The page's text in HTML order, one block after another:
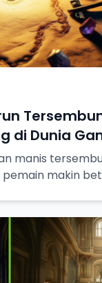
di Dunia
manis
makin